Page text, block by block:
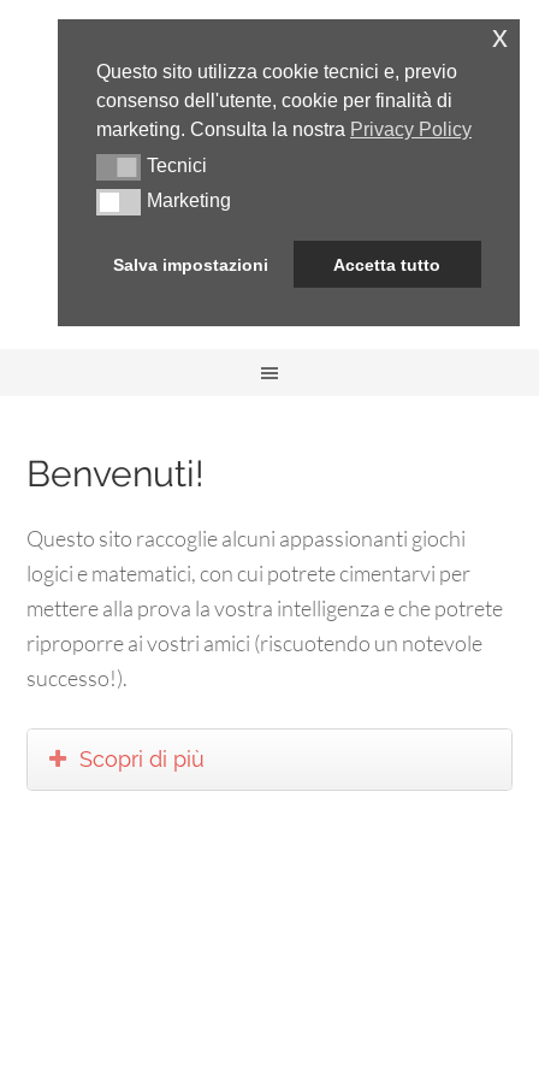
Benvenuti!
Questo sito raccoglie alcuni appassionanti giochi
logici e matematici, con cui potrete cimentarvi per
mettere alla prova la vostra intelligenza e che potrete
riproporre ai vostri amici (riscuotendo un notevole
successo!).
Scopri di più
Questo sito utilizza cookie tecnici e, previo
consenso dell'utente, cookie per finalità di
marketing. Consulta la nostra Privacy Policy
TecniciTecnici
MarketingMarketing
Salva impostazioni Accetta tutto
x